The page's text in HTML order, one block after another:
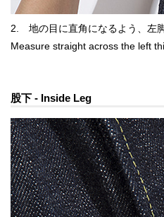
2. 地の目に直角になるよう、左
Measure straight across the left
股下 - Inside Leg